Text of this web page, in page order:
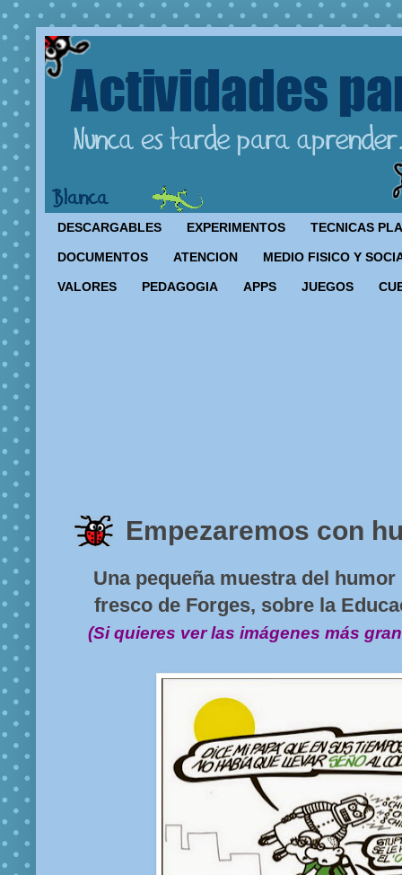
DESCARGABLES EXPERIMENTOS TECNICAS
DOCUMENTOS ATENCION MEDIO FISICO Y
VALORES PEDAGOGIA APPS JUEGOS
Empezaremos con
Una pequeña muestra del
fresco de Forges, sobre la
(Si quieres ver las imágenes más